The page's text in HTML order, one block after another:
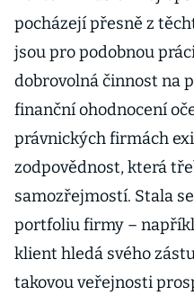
pocházejí přesně z
jsou pro podobnou
dobrovolná činnost na
finanční ohodnocení
právnických firmách
zodpovědnost, která
samozřejmostí. Stala
portfoliu firmy –
klient hledá svého
takovou veřejnosti